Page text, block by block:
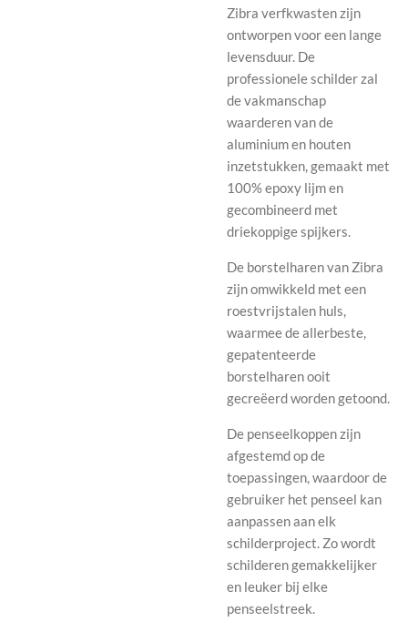
Zibra verfkwasten zijn
ontworpen voor een lange
levensduur. De
professionele schilder zal
de vakmanschap
waarderen van de
aluminium en houten
inzetstukken, gemaakt met
100% epoxy lijm en
gecombineerd met
driekoppige spijkers.
De borstelharen van Zibra
zijn omwikkeld met een
roestvrijstalen huls,
waarmee de allerbeste,
gepatenteerde
borstelharen ooit
gecreëerd worden getoond.
De penseelkoppen zijn
afgestemd op de
toepassingen, waardoor de
gebruiker het penseel kan
aanpassen aan elk
schilderproject. Zo wordt
schilderen gemakkelijker
en leuker bij elke
penseelstreek.